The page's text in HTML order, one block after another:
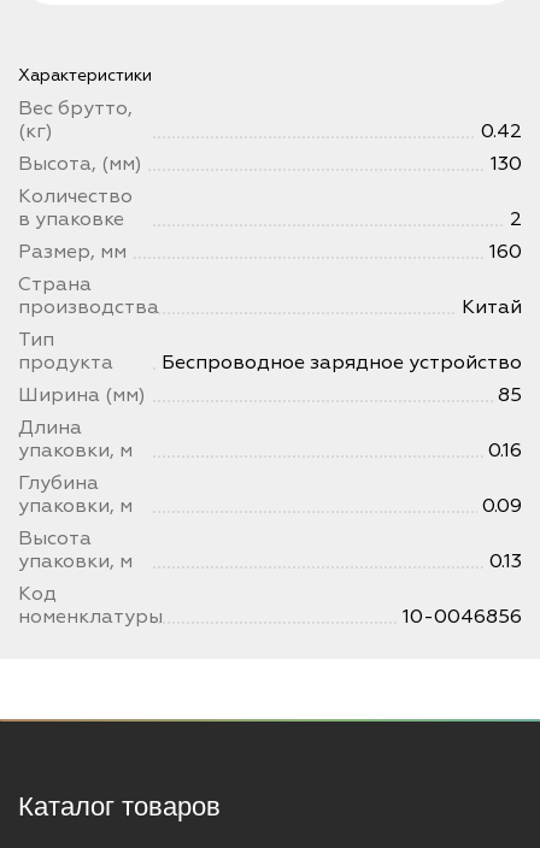
Характеристики
Вес брутто,
(кг)
0.42
Высота, (мм)
130
Количество
в упаковке
2
Размер, мм
160
Страна
производства
Китай
Тип
продукта
Беспроводное зарядное устройство
Ширина (мм)
85
Длина
упаковки, м
0.16
Глубина
упаковки, м
0.09
Высота
упаковки, м
0.13
Код
номенклатуры
10-0046856
Каталог товаров